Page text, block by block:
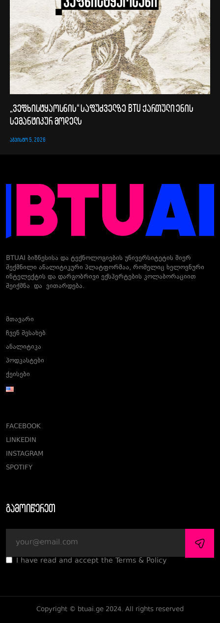
„ვეფხისტყაოსნის“ საფუძველზე BTU ქართული ენის
სემანტიკურ მოდელს
ᲐᲒᲕᲘᲡᲢᲝ 5, 2026
BTUAI ბიზნესისა და ტექნოლოგიების უნივერსიტეტის მიერ
შექმნილი ანალიტიკური პლატფორმაა, რომელიც ხელოვნური
ინტელექტის და დარგობრივი ექსპერტების კოლაბორაციით
შეიქმნა და ვითარდება.
მთავარი
ჩვენ შესახებ
ანალიტიკა
პოდკასტები
ქეისები
FACEBOOK
LINKEDIN
INSTAGRAM
SPOTIFY
გამოიწერეთ
I have read and accept the Terms & Policy
Copyright © btuai.ge 2024. All rights reserved